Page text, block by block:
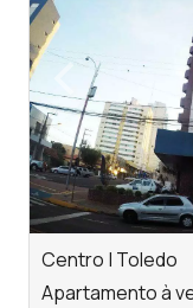
‹Previous
Centro | Toledo
Apartamento à